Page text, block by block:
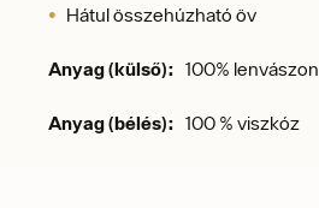
Hátul összehúzható öv
Anyag (külső): 100% lenvászon
Anyag (bélés): 100 % viszkóz